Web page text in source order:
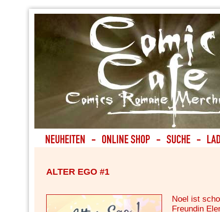
ALTER EGO #1
Noel ist
Freundin